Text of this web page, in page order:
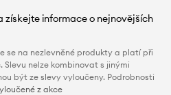
získejte informace o nejnovějších
se na nezlevněné produkty a platí při
Slevu nelze kombinovat s jinými
být ze slevy vyloučeny. Podrobnosti
z akce